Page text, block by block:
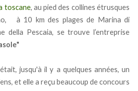
toscane, au pied des collines étrusques
à 10 km des plages de Marina di
della Pescaia, se trouve l’entreprise
était, jusqu'à il y a quelques années, un
et elle a reçu beaucoup de concours